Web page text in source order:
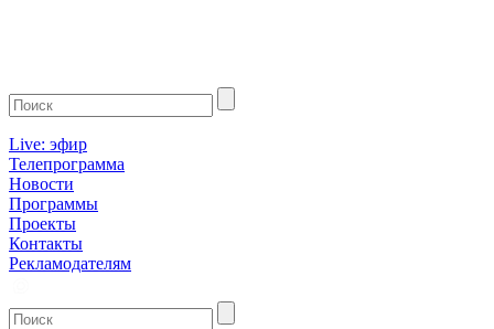
Live: эфир
Телепрограмма
Новости
Программы
Проекты
Контакты
Рекламодателям